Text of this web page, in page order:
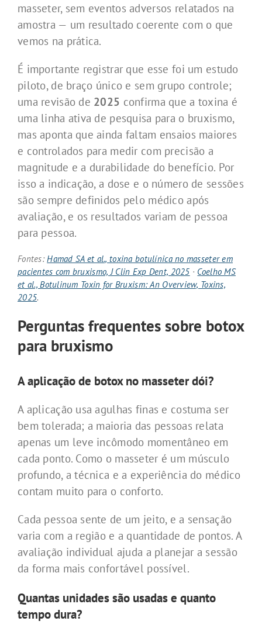
masseter, sem eventos adversos relatados na
amostra — um resultado coerente com o que
vemos na prática.
É importante registrar que esse foi um estudo
piloto, de braço único e sem grupo controle;
uma revisão de 2025 confirma que a toxina é
uma linha ativa de pesquisa para o bruxismo,
mas aponta que ainda faltam ensaios maiores
e controlados para medir com precisão a
magnitude e a durabilidade do benefício. Por
isso a indicação, a dose e o número de sessões
são sempre definidos pelo médico após
avaliação, e os resultados variam de pessoa
para pessoa.
Fontes:Hamad SA et al., toxina botulínica no masseter em
pacientes com bruxismo, J Clin Exp Dent, 2025 · Coelho MS
et al., Botulinum Toxin for Bruxism: An Overview, Toxins,
2025.
Perguntas frequentes sobre botox
para bruxismo
A aplicação de botox no masseter dói?
A aplicação usa agulhas finas e costuma ser
bem tolerada; a maioria das pessoas relata
apenas um leve incômodo momentâneo em
cada ponto. Como o masseter é um músculo
profundo, a técnica e a experiência do médico
contam muito para o conforto.
Cada pessoa sente de um jeito, e a sensação
varia com a região e a quantidade de pontos. A
avaliação individual ajuda a planejar a sessão
da forma mais confortável possível.
Quantas unidades são usadas e quanto
tempo dura?